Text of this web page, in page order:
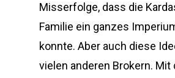
Misserfolge, dass die
Familie ein ganzes
konnte. Aber auch diese
vielen anderen Brokern. Mit